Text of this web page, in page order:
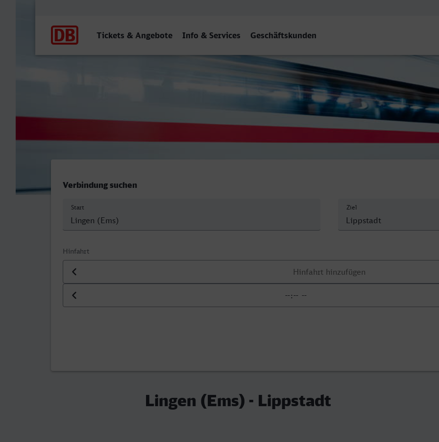
Tickets & Angebote Info & Services Geschäftskunden
Verbindung suchen
Start Ziel
Hinfahrt
Datum der Hinfahrt
Uhrzeit der Hinfahrt
Lingen (Ems) - Lippstadt